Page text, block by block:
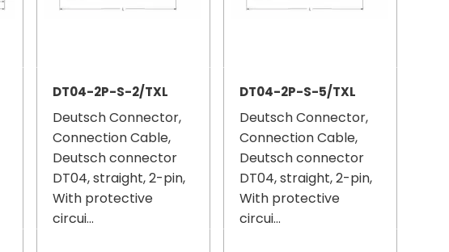
DT04-2P-S-2/TXL
Deutsch Connector,
Connection Cable,
Deutsch connector
DT04, straight, 2-pin,
With protective
circui...
DT04-2P-S-5/TXL
Deutsch Connector,
Connection Cable,
Deutsch connector
DT04, straight, 2-pin,
With protective
circui...